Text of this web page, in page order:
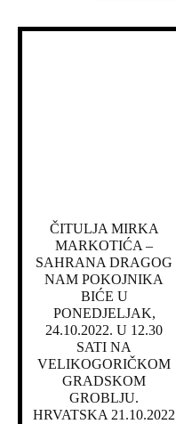
ČITULJA MIRKA
MARKOTIĆA –
SAHRANA DRAGOG
NAM POKOJNIKA
BIĆE U
PONEDJELJAK,
24.10.2022. U 12.30
SATI NA
VELIKOGORIČKOM
GRADSKOM
GROBLJU.
HRVATSKA 21.10.2022